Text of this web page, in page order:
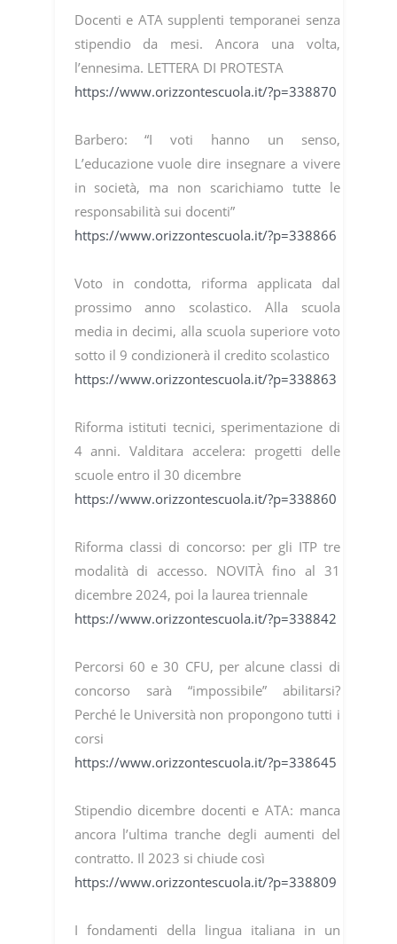
Docenti e ATA supplenti temporanei senza
stipendio da mesi. Ancora una volta,
l’ennesima. LETTERA DI PROTESTA
https://www.orizzontescuola.it/?p=338870
Barbero: “I voti hanno un senso,
L’educazione vuole dire insegnare a vivere
in società, ma non scarichiamo tutte le
responsabilità sui docenti”
https://www.orizzontescuola.it/?p=338866
Voto in condotta, riforma applicata dal
prossimo anno scolastico. Alla scuola
media in decimi, alla scuola superiore voto
sotto il 9 condizionerà il credito scolastico
https://www.orizzontescuola.it/?p=338863
Riforma istituti tecnici, sperimentazione di
4 anni. Valditara accelera: progetti delle
scuole entro il 30 dicembre
https://www.orizzontescuola.it/?p=338860
Riforma classi di concorso: per gli ITP tre
modalità di accesso. NOVITÀ fino al 31
dicembre 2024, poi la laurea triennale
https://www.orizzontescuola.it/?p=338842
Percorsi 60 e 30 CFU, per alcune classi di
concorso sarà “impossibile” abilitarsi?
Perché le Università non propongono tutti i
corsi
https://www.orizzontescuola.it/?p=338645
Stipendio dicembre docenti e ATA: manca
ancora l’ultima tranche degli aumenti del
contratto. Il 2023 si chiude così
https://www.orizzontescuola.it/?p=338809
I fondamenti della lingua italiana in un